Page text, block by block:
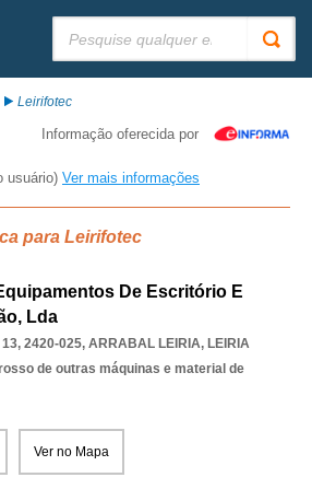
Leirifotec
Informação oferecida por
usuário) Ver mais informações
para Leirifotec
De Escritório E
Lda
2420-025, ARRABAL LEIRIA, LEIRIA
de outras máquinas e material de
Ver no Mapa